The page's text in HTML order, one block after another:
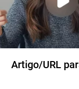
Artigo/URL